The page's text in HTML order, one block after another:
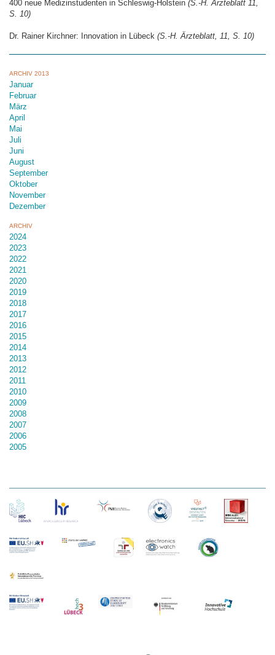
400 neue Medizinstudenten in Schleswig-Holstein (S.-H. Ärzteblatt 11,
S. 10)
Dr. Rainer Kirchner: Innovation in Lübeck (S.-H. Ärzteblatt, 11, S. 10)
ARCHIV 2013
Januar
Februar
März
April
Mai
Juli
Juni
August
September
Oktober
November
Dezember
ARCHIV
2024
2023
2022
2021
2020
2019
2018
2017
2016
2015
2014
2013
2012
2011
2010
2009
2008
2007
2006
2005